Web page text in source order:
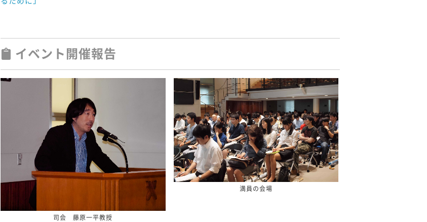
イベント開催報告
司会 藤原一平教授
満員の会場